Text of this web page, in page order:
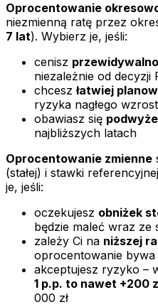
Oprocentowanie
niezmienną ratę przez
7 lat). Wybierz je, jeśli:
cenisz
niezależnie od decyzji
chceszłatwiej
ryzyka nagłego
obawiasz się
najbliższych latach
Oprocentowanie zmienne
(stałej) i stawki referencyjnej
je, jeśli:
oczekujesz obniżek
będzie maleć wraz ze
zależy Ci na niższej
oprocentowanie bywa
akceptujesz ryzyko –
1 p.p. to nawet +200
000 zł